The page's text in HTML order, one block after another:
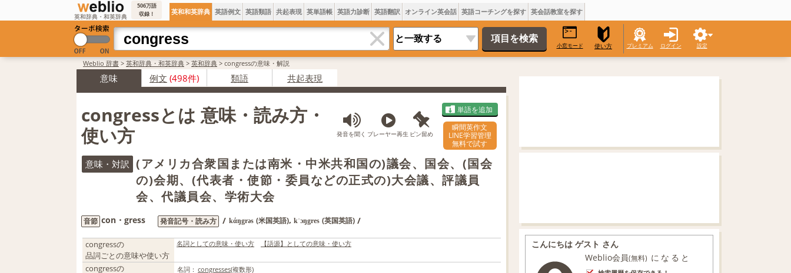
英和辞典・和英辞典
506万語
収録！
英和和英辞典 英語例文 英語類語 共起表現 英単語帳 英語力診断 英語翻訳 オンライン英会話 英語コーチングを探す 英会話教室を探す
小窓モード 使い方 プレミアム ログイン 設定
Weblio 辞書 > 英和辞典・和英辞典 > 英和辞典 > congressの意味・解説
意味 例文 (498件) 類語 共起表現
congressとは 意味・読み方・
使い方
発音を聞く プレーヤー再生 ピン留め
単語を追加
瞬間英作文
LINE学習管理
無料で試す
意味・対訳
(アメリカ合衆国または南米・中米共和国の)議会、国会、(国会
の)会期、(代表者・使節・委員などの正式の)大会議、評議員
会、代議員会、学術大会
音節 con・gress 発音記号・読み方 / kάŋgrəs (米国英語), kˈɔŋgres (英国英語) /
congressの
品詞ごとの意味や使い方
名詞としての意味・使い方 【語源】としての意味・使い方
congressの
名詞： congresses(複数形)
こんにちは ゲスト さん
Weblio会員(無料) になると